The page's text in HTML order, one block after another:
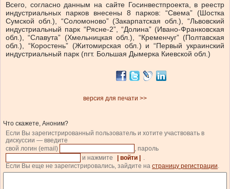
Всего, согласно данным на сайте Госинвестпроекта, в реестр
индустриальных парков внесены 8 парков: “Свема” (Шостка
Сумской обл.), “Соломоново” (Закарпатская обл.), “Львовский
индустриальный парк “Рясне-2”, “Долина” (Ивано-Франковская
обл.), “Славута” (Хмельницкая обл.), “Кременчуг” (Полтавская
обл.), “Коростень” (Житомирская обл.) и “Первый украинский
индустриальный парк (пгт. Большая Дымерка Киевской обл.)
версия для печати >>
Что скажете, Аноним?
Если Вы зарегистрированный пользователь и хотите участвовать в
дискуссии — введите
свой логин (email)
, пароль
и нажмите
| войти |
.
Если Вы еще не зарегистрировались, зайдите на страницу регистрации.